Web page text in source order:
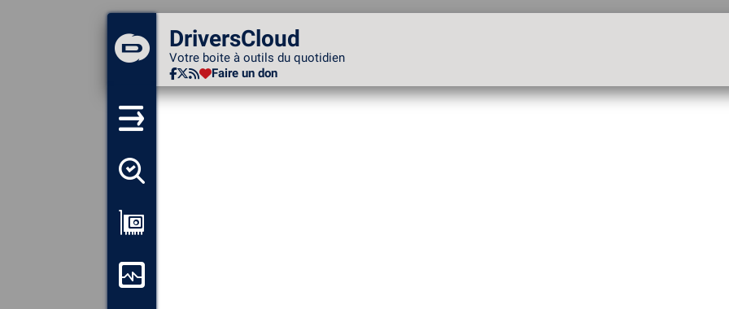
DriversCloud
Votre boite à outils du quotidien
Faire un don
DriversCloud
Votre boite à outils du
quotidien
Faire un don